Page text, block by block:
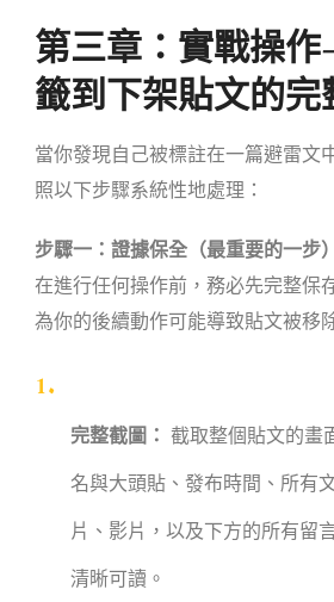
第三章：實戰操
籤到下架貼文的
當你發現自己被標註在一篇避雷文
照以下步驟系統性地處理：
步驟一：證據保全（最重要的一步）
在進行任何操作前，務必先完整保
為你的後續動作可能導致貼文被移
完整截圖： 截取整個貼文的畫
名與大頭貼、發布時間、所有
片、影片，以及下方的所有留
清晰可讀。